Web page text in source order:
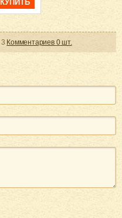
КУПИТЬ
3 Комментариев 0шт.